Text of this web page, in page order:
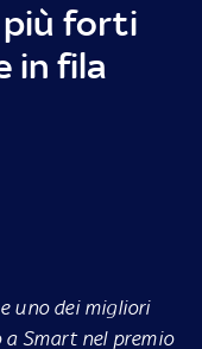
più forti
in fila
uno dei migliori
Smart nel premio